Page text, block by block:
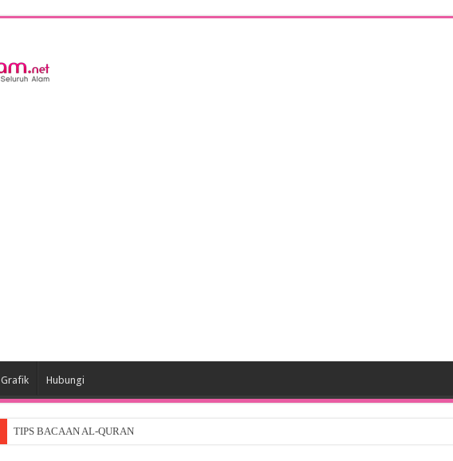
Grafik Hubungi
TIPS BACAAN AL-QURAN